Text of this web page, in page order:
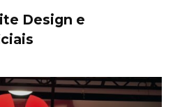
Design e